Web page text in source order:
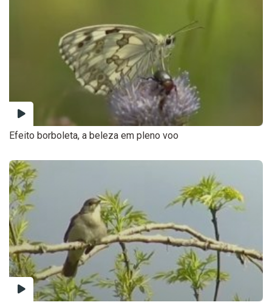
Efeito borboleta, a beleza em pleno voo